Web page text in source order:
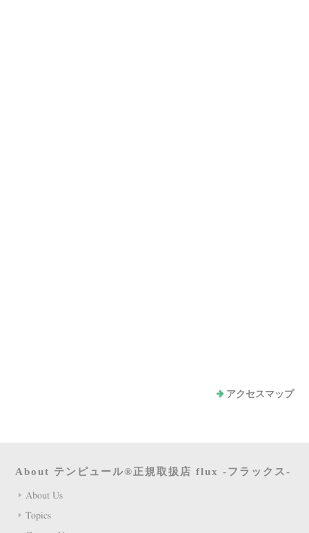
アクセスマップ
About テンピュール®正規取扱店 flux -フラックス-
About Us
Topics